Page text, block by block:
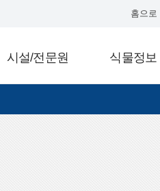
홈으로
시설/전문원 식물정보